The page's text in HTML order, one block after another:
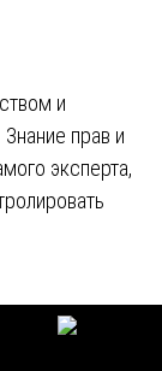
и
прав и
эксперта,